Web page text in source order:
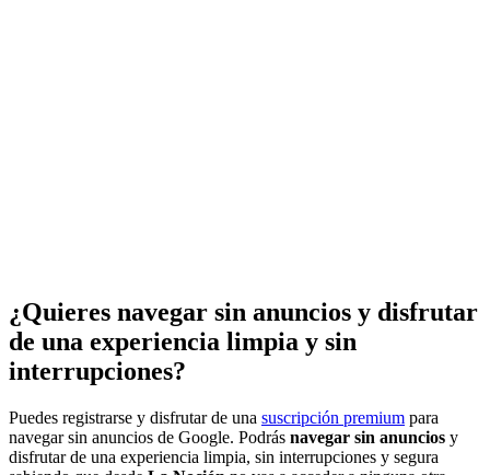
¿Quieres navegar sin anuncios y disfrutar
de una experiencia limpia y sin
interrupciones?
Puedes registrarse y disfrutar de una suscripción premium para
navegar sin anuncios de Google. Podrás navegar sin anuncios y
disfrutar de una experiencia limpia, sin interrupciones y segura